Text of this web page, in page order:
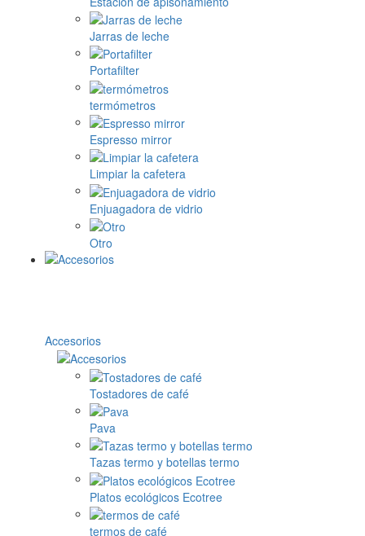
Jarras de leche
Portafilter
termómetros
Espresso mirror
Limpiar la cafetera
Enjuagadora de vidrio
Otro
Accesorios
Tostadores de café
Pava
Tazas termo y botellas termo
Platos ecológicos Ecotree
termos de café